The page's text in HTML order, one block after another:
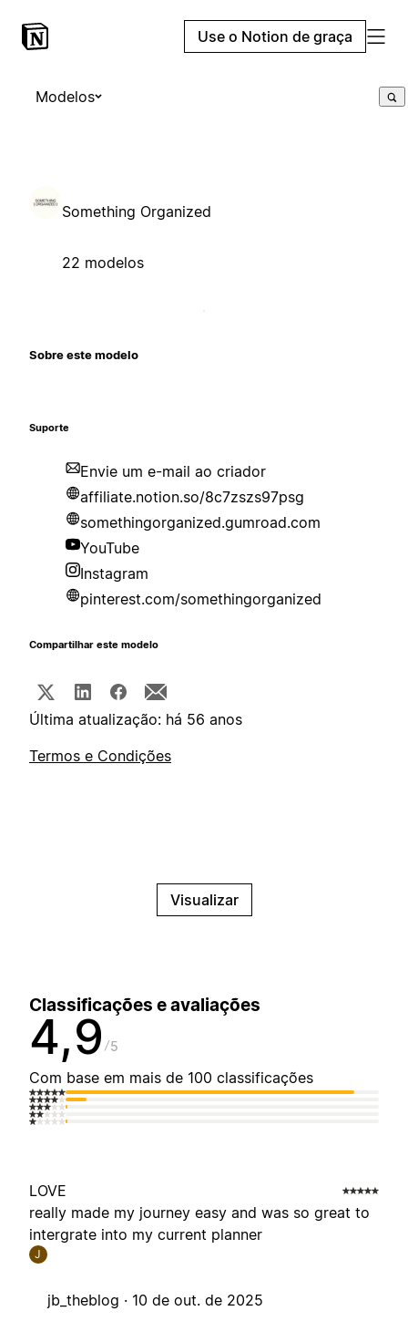
Use o Notion de graça
Modelos
Something Organized
22 modelos
Sobre este modelo
Suporte
Envie um e-mail ao criador
affiliate.notion.so/8c7zszs97psg
somethingorganized.gumroad.com
YouTube
Instagram
pinterest.com/somethingorganized
Compartilhar este modelo
Última atualização: há 56 anos
Termos e Condições
Visualizar
Classificações e avaliações
4,9 5
Com base em mais de 100 classificações
LOVE
really made my journey easy and was so great to
intergrate into my current planner
J
jb_theblog · 10 de out. de 2025